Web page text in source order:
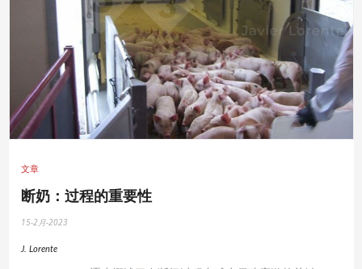
文章
断奶：过程的重要性
15-2月-2023
J. Lorente